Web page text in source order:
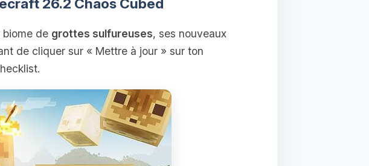
26.2 Chaos Cubed
de grottes sulfureuses, ses nouveaux
de cliquer sur « Mettre à jour » sur ton